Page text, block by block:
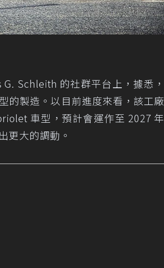
Schleith 的社群平台上，據悉，
的製造。以目前進度來看，該工廠
車型，預計會運作至 2027 年
更大的調動。